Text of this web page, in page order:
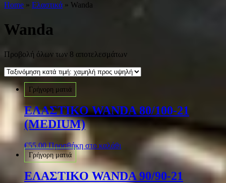
Home » Ελαστικά » Wanda
Wanda
Προβολή όλων των 8 αποτελεσμάτων
Γρήγορη ματιά
ΕΛΑΣΤΙΚΟ WANDA 80/100-21
(MEDIUM)
€55.00 Προσθήκη στο καλάθι
Γρήγορη ματιά
ΕΛΑΣΤΙΚΟ WANDA 90/90-21